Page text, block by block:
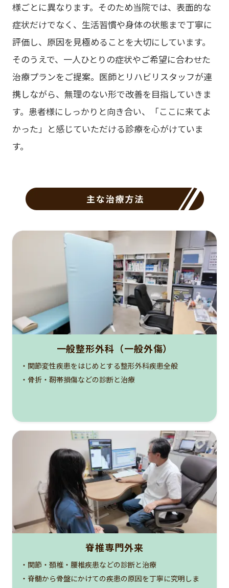
様ごとに異なります。そのため当院では、表面的な
症状だけでなく、生活習慣や身体の状態まで丁寧に
評価し、原因を見極めることを大切にしています。
そのうえで、一人ひとりの症状やご希望に合わせた
治療プランをご提案。医師とリハビリスタッフが連
携しながら、無理のない形で改善を目指していきま
す。患者様にしっかりと向き合い、「ここに来てよ
かった」と感じていただける診療を心がけていま
す。
一般整形外科（一般外傷）
・関節変性疾患をはじめとする整形外科疾患全般
・骨折・靭帯損傷などの診断と治療
脊椎専門外来
・関節・頚椎・腰椎疾患などの診断と治療
・脊髄から骨盤にかけての疾患の原因を丁寧に究明しま